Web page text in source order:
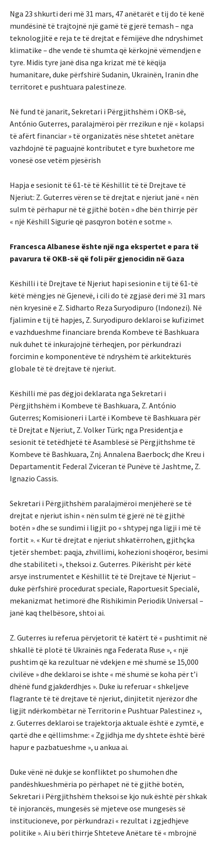
Nga 23 shkurti deri më 31 mars, 47 anëtarët e tij do të kenë
mundësinë të trajtojnë një gamë të gjerë temash – nga
teknologjitë e reja te të drejtat e fëmijëve dhe ndryshimet
klimatike – dhe vende të shumta që kërkojnë vëmendjen e
tyre. Midis tyre janë disa nga krizat më të këqija
humanitare, duke përfshirë Sudanin, Ukrainën, Iranin dhe
territoret e pushtuara palestineze.
Në fund të janarit, Sekretari i Përgjithshëm i OKB-së,
António Guterres, paralajmëroi për rrezikun e një « kolapsi
të afërt financiar » të organizatës nëse shtetet anëtare
vazhdojnë të paguajnë kontributet e tyre buxhetore me
vonesë ose vetëm pjesërish
Hapja e sesionit të 61-të të Këshillit të të Drejtave të
Njeriut: Z. Guterres vëren se të drejtat e njeriut janë « nën
sulm të përhapur në të gjithë botën » dhe bën thirrje për
« një Këshill Sigurie që pasqyron botën e sotme ».
Francesca Albanese ështe një nga ekspertet e para të
pavarura të OKB-së që foli për gjenocidin në Gaza
Këshilli i të Drejtave të Njeriut hapi sesionin e tij të 61-të
këtë mëngjes në Gjenevë, i cili do të zgjasë deri më 31 mars
nën kryesinë e Z. Sidharto Reza Suryodipuro (Indonezi). Në
fjalimin e tij të hapjes, Z. Suryodipuro deklaroi se kufizimet
e vazhdueshme financiare brenda Kombeve të Bashkuara
nuk duhet të inkurajojnë tërheqjen, por përkundrazi
forcimin e komponentëve të ndryshëm të arkitekturës
globale të të drejtave të njeriut.
Këshilli më pas dëgjoi deklarata nga Sekretari i
Përgjithshëm i Kombeve të Bashkuara, Z. António
Guterres; Komisioneri i Lartë i Kombeve të Bashkuara për
të Drejtat e Njeriut, Z. Volker Türk; nga Presidentja e
sesionit të tetëdhjetë të Asamblesë së Përgjithshme të
Kombeve të Bashkuara, Znj. Annalena Baerbock; dhe Kreu i
Departamentit Federal Zviceran të Punëve të Jashtme, Z.
Ignazio Cassis.
Sekretari i Përgjithshëm paralajmëroi menjëherë se të
drejtat e njeriut ishin « nën sulm të gjerë në të gjithë
botën » dhe se sundimi i ligjit po « shtypej nga ligji i më të
fortit ». « Kur të drejtat e njeriut shkatërrohen, gjithçka
tjetër shembet: paqja, zhvillimi, kohezioni shoqëror, besimi
dhe stabiliteti », theksoi z. Guterres. Pikërisht për këtë
arsye instrumentet e Këshillit të të Drejtave të Njeriut –
duke përfshirë procedurat speciale, Raportuesit Specialë,
mekanizmat hetimorë dhe Rishikimin Periodik Universal –
janë kaq thelbësore, shtoi ai.
Z. Guterres iu referua përvjetorit të katërt të « pushtimit në
shkallë të plotë të Ukrainës nga Federata Ruse », « një
pushtim që ka rezultuar në vdekjen e më shumë se 15,000
civilëve » dhe deklaroi se ishte « më shumë se koha për t’i
dhënë fund gjakderdhjes ». Duke iu referuar « shkeljeve
flagrante të të drejtave të njeriut, dinjitetit njerëzor dhe
ligjit ndërkombëtar në Territorin e Pushtuar Palestinez »,
z. Guterres deklaroi se trajektorja aktuale është e zymtë, e
qartë dhe e qëllimshme: « Zgjidhja me dy shtete është bërë
hapur e pazbatueshme », u ankua ai.
Duke vënë në dukje se konfliktet po shumohen dhe
pandëshkueshmëria po përhapet në të gjithë botën,
Sekretari i Përgjithshëm theksoi se kjo nuk është për shkak
të injorancës, mungesës së mjeteve ose mungesës së
institucioneve, por përkundrazi « rezultat i zgjedhjeve
politike ». Ai u bëri thirrje Shteteve Anëtare të « mbrojnë